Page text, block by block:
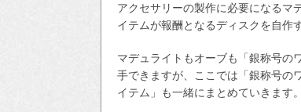
アクセサリーの製作に必要になるマ
イテムが報酬となるディスクを自作
マデュライトもオーブも「銀称号の
手できますが、ここでは「銀称号の
イテム」も一緒にまとめていきます。